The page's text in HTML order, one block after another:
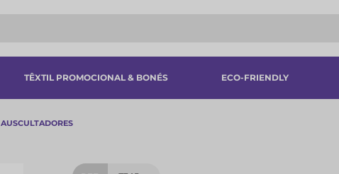
TÊXTIL PROMOCIONAL & BONÉS ECO-FRIENDLY
AUSCULTADORES